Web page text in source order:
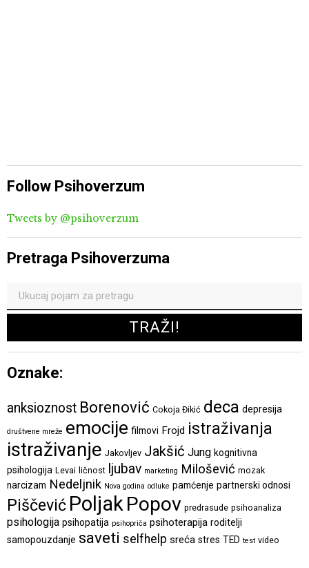
Follow Psihoverzum
Tweets by @psihoverzum
Pretraga Psihoverzuma
Oznake:
anksioznost Borenović Cokoja Đikić deca depresija
društvene mreže emocije filmovi Frojd istraživanja
istraživanje Jakovljev Jakšić Jung kognitivna
psihologija Levai ličnost ljubav marketing Milošević mozak
narcizam Nedeljnik Nova godina odluke pamćenje partnerski odnosi
Piščević PoljakPopov predrasude psihoanaliza
psihologija psihopatija psihopriča psihoterapija roditelji
samopouzdanje saveti selfhelp sreća stres TED test video